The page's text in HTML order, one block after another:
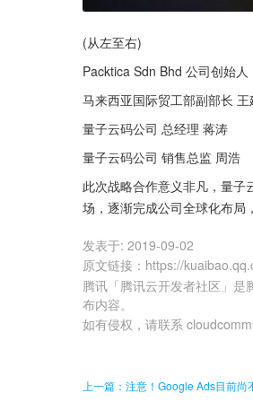
(从左至右)
Packtica Sdn Bhd 公司创始
马来西亚国际贸工部副部长 王
量子云码公司 总经理 蒋涛
量子云码公司 销售总监 周浩
此次战略合作意义非凡，量
场，逐渐完成公司全球化布局
发表于: 2019-09-02
原文链接 ： https://
腾讯「腾讯云开发者社区」
布内容。
如有侵权，请联系
上一篇：注意！Google Ads目前